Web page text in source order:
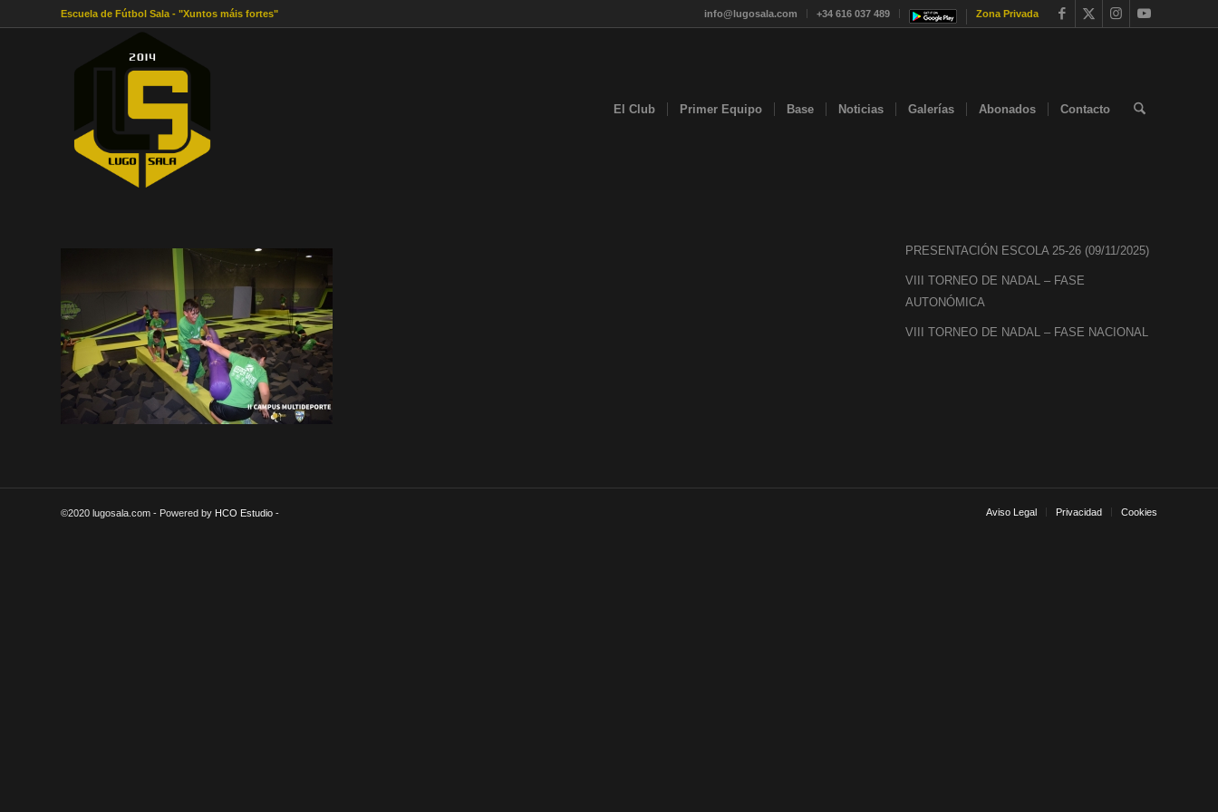
info@lugosala.com +34 616 037 489 Zona Privada
Escuela de Fútbol Sala - "Xuntos máis fortes"
El Club Primer Equipo Base Noticias Galerías Abonados Contacto
PRESENTACIÓN ESCOLA 25-26 (09/11/2025)
VIII TORNEO DE NADAL – FASE
AUTONÓMICA
VIII TORNEO DE NADAL – FASE NACIONAL
©2020 lugosala.com - Powered by HCO Estudio - Aviso Legal Privacidad Cookies